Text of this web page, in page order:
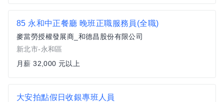
85 永和中正餐廳 晚班正職服務員(全職)
麥當勞授權發展商_和德昌股份有限公司
新北市-永和區
月薪 32,000 元以上
大安拍點假日收銀專班人員